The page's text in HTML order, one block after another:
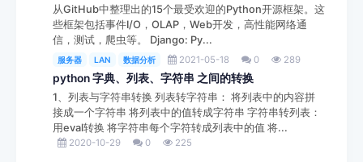
从GitHub中整理出的15个最受欢迎的Python开源框架。这
些框架包括事件I/O，OLAP，Web开发，高性能网络通
信，测试，爬虫等。 Django: Py...
服务器 LAN 数据分析 2021-05-18 0 289
python 字典、列表、字符串 之间的转换
1、列表与字符串转换 列表转字符串： 将列表中的内容拼
接成一个字符串 将列表中的值转成字符串 字符串转列表：
用eval转换 将字符串每个字符转成列表中的值 将...
2020-10-29 0 225